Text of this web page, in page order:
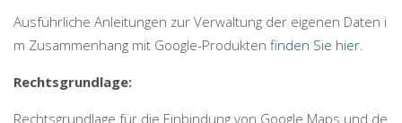
Ausführliche Anleitungen zur Verwaltung der eigenen Daten i
m Zusammenhang mit Google-Produkten finden Sie hier.
Rechtsgrundlage:
Rechtsgrundlage für die Einbindung von Google Maps und de